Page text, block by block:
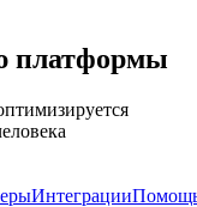
платформы
Интеграции